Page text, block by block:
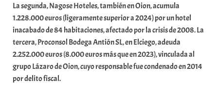
u
n
i
t
a
t
e
La segunda, Nagose Hoteles, también en Oion, acumula
1.228.000 euros (ligeramente superior a 2024) por un hotel
inacabado de 84 habitaciones, afectado por la crisis de 2008. La
tercera, Proconsol Bodega Antión SL, en Elciego, adeuda
2.252.000 euros (8.000 euros más que en 2023), vinculada al
grupo Lázaro de Oion, cuyo responsable fue condenado en 2014
por delito fiscal.